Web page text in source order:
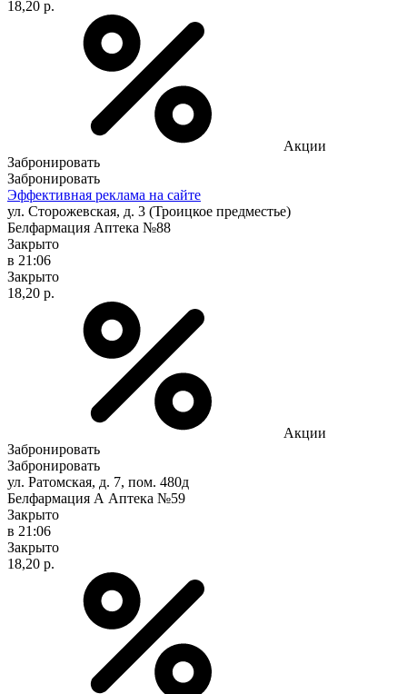
18,20 р.
Акции
Забронировать
Забронировать
Эффективная реклама на сайте
ул. Сторожевская, д. 3 (Троицкое предместье)
Белфармация Аптека №88
Закрыто
в 21:06
Закрыто
18,20 р.
Акции
Забронировать
Забронировать
ул. Ратомская, д. 7, пом. 480д
Белфармация А Аптека №59
Закрыто
в 21:06
Закрыто
18,20 р.